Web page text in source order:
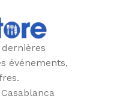
événements,